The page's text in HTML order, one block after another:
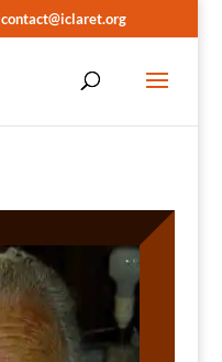
contact@iclaret.org